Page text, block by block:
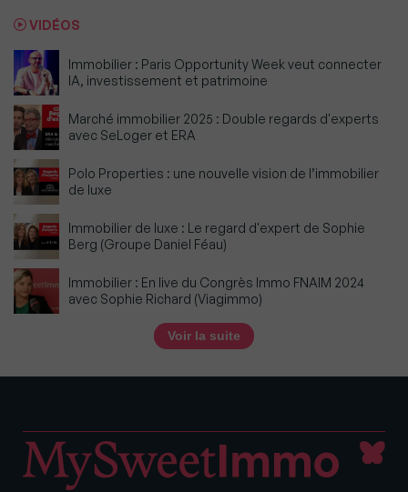
VIDÉOS
Immobilier : Paris Opportunity Week veut connecter
IA, investissement et patrimoine
Marché immobilier 2025 : Double regards d'experts
avec SeLoger et ERA
Polo Properties : une nouvelle vision de l’immobilier
de luxe
Immobilier de luxe : Le regard d'expert de Sophie
Berg (Groupe Daniel Féau)
Immobilier : En live du Congrès Immo FNAIM 2024
avec Sophie Richard (Viagimmo)
Voir la suite